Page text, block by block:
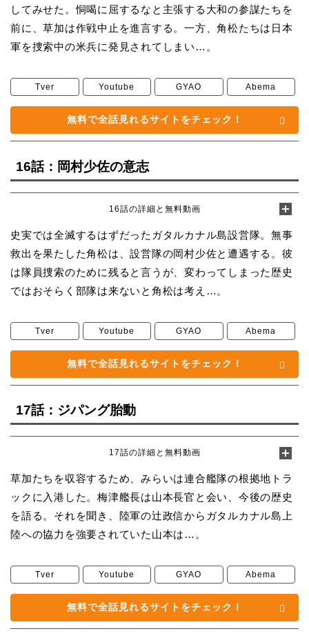
してみせた。恫喝に屈するなと主張する大和の参謀たちを
前に、草加は作戦中止を進言する。一方、角松たちは日本
軍を捜索中の米兵に発見されてしまい…。
Tver Youtube GYAO Abema
無料で全話見れるサイトをチェック！
16話：岡村少佐の意志
16話の詳細と無料動画
史実では全滅するはずだったガタルカナル島設営隊。無事
救出を果たした角松は、設営隊の岡村少佐と遭遇する。彼
は隊員捜索のために残ると言うが、変わってしまった歴史
ではおそらく部隊は来ないと角松は考え…。
Tver Youtube GYAO Abema
無料で全話見れるサイトをチェック！
17話：ジパング胎動
17話の詳細と無料動画
草加たちを収容するため、みらいは連合艦隊の根拠地トラ
ックに入港した。梅津艦長は山本長官と会い、今後の歴史
を語る。それを聞き、陸軍の辻政信からガタルカナル島上
陸への協力を強要されていた山本は…。
Tver Youtube GYAO Abema
無料で全話見れるサイトをチェック！